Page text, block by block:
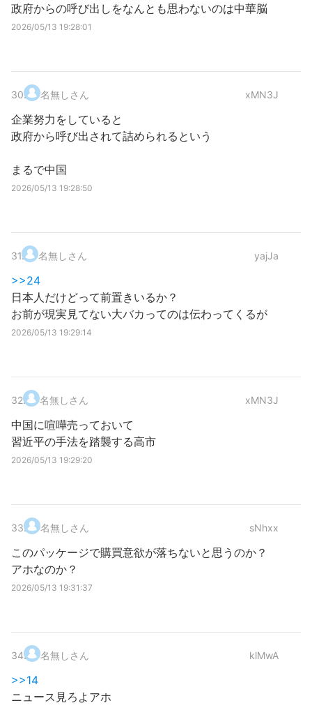
政府からの呼び出しをなんとも思わないのは中華脳
2026/05/13 19:28:01
30. 名無しさん xMN3J
企業努力をしていると
政府から呼び出されて詰められるという
まるで中国
2026/05/13 19:28:50
31. 名無しさん yajJa
>>24
日本人だけどって前置きいるか？
お前が現実見てない大バカってのは伝わってくるが
2026/05/13 19:29:14
32. 名無しさん xMN3J
中国に喧嘩売っておいて
習近平の手法を踏襲する高市
2026/05/13 19:29:20
33. 名無しさん sNhxx
このパッケージで購買意欲が落ちないと思うのか？
アホなのか？
2026/05/13 19:31:37
34. 名無しさん klMwA
>>14
ニュース見ろよアホ